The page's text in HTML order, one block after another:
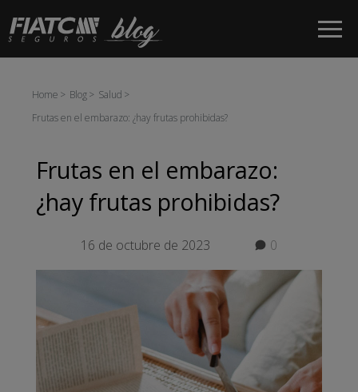
Saltar al contenido principal
Home Blog
Salud
Frutas en el embarazo: ¿hay frutas prohibidas?
Frutas en el embarazo:
¿hay frutas prohibidas?
16 de octubre de 2023 0